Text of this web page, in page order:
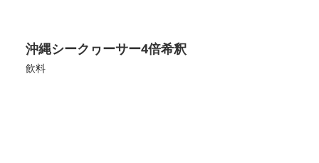
沖縄シークヮーサー4倍希釈
飲料